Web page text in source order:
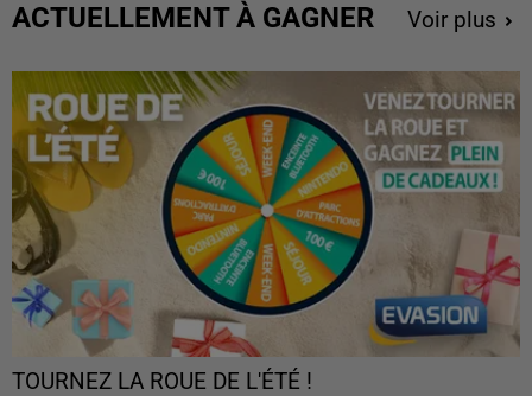
ACTUELLEMENT À GAGNER Voir plus
TOURNEZ LA ROUE DE L'ÉTÉ !